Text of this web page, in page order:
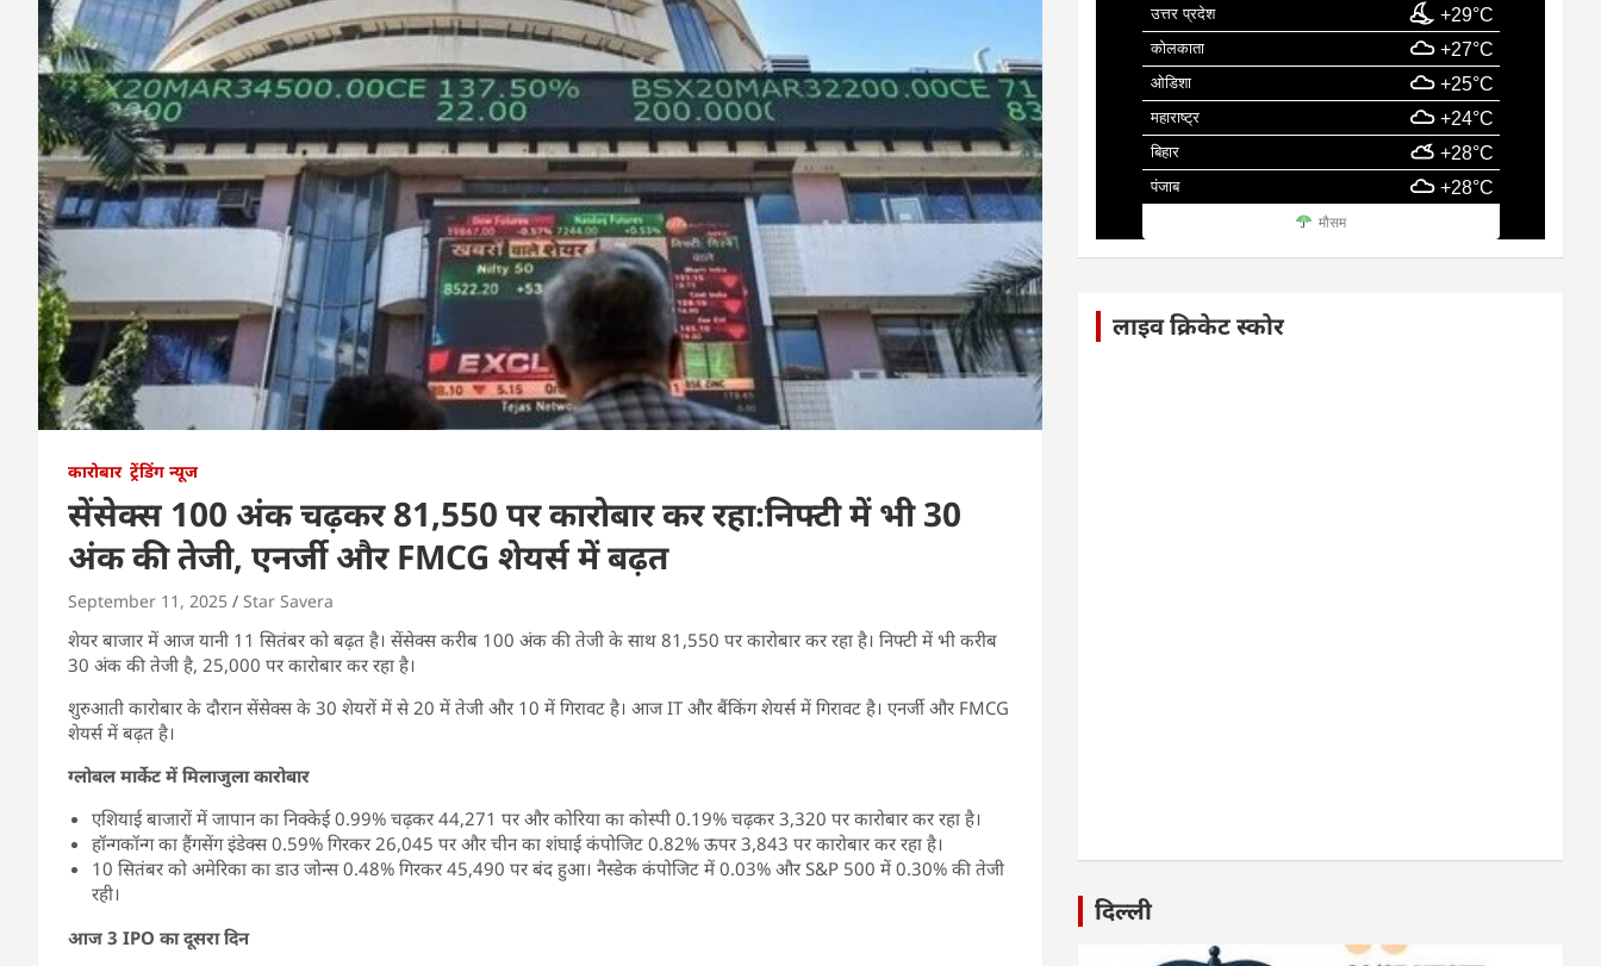
कारोबार ट्रेंडिंग न्यूज
सेंसेक्स 100 अंक चढ़कर 81,550 पर कारोबार कर रहा:निफ्टी में भी 30
अंक की तेजी, एनर्जी और FMCG शेयर्स में बढ़त
September 11, 2025 Star Savera
शेयर बाजार में आज यानी 11 सितंबर को बढ़त है। सेंसेक्स करीब 100 अंक की तेजी के साथ 81,550 पर कारोबार कर रहा है। निफ्टी में भी करीब
30 अंक की तेजी है, 25,000 पर कारोबार कर रहा है।
शुरुआती कारोबार के दौरान सेंसेक्स के 30 शेयरों में से 20 में तेजी और 10 में गिरावट है। आज IT और बैंकिंग शेयर्स में गिरावट है। एनर्जी और FMCG
शेयर्स में बढ़त है।
ग्लोबल मार्केट में मिलाजुला कारोबार
एशियाई बाजारों में जापान का निक्केई 0.99% चढ़कर 44,271 पर और कोरिया का कोस्पी 0.19% चढ़कर 3,320 पर कारोबार कर रहा है।
हॉन्गकॉन्ग का हैंगसेंग इंडेक्स 0.59% गिरकर 26,045 पर और चीन का शंघाई कंपोजिट 0.82% ऊपर 3,843 पर कारोबार कर रहा है।
10 सितंबर को अमेरिका का डाउ जोन्स 0.48% गिरकर 45,490 पर बंद हुआ। नैस्डेक कंपोजिट में 0.03% और S&P 500 में 0.30% की तेजी
रही।
आज 3 IPO का दूसरा दिन
उत्तर प्रदेश +29°C
कोलकाता +27°C
ओडिशा +25°C
महाराष्ट्र +24°C
बिहार +28°C
पंजाब +28°C
मौसम
लाइव क्रिकेट स्कोर
दिल्ली